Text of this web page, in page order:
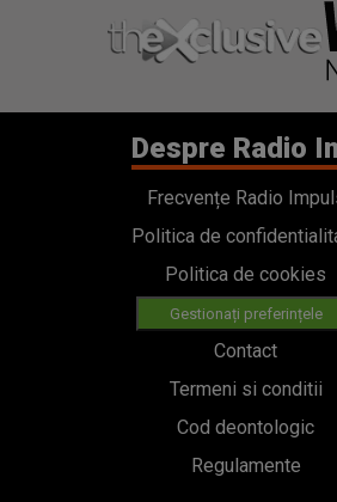
Despre Radio
Frecvențe Radio
Politica de
Politica de cookies
Gestionați preferințele
Contact
Termeni si conditii
Cod deontologic
Regulamente